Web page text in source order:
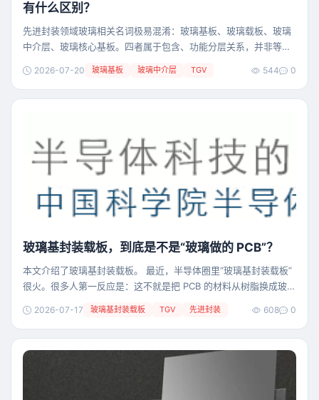
有什么区别？
先进封装领域玻璃相关名词极易混淆：玻璃基板、玻璃载板、玻璃
中介层、玻璃核心基板。四者属于包含、功能分层关系，并非等同
重点，厘清行业常见混用误区。 最近讲先进封装，经常会看到几个
2026-07-20 玻璃基板 玻璃中介层 TGV 544 0
玻璃基封装载板，到底是不是“玻璃做的 PCB”？
本文介绍了玻璃基封装载板。 最近，半导体圈里“玻璃基封装载板”
很火。很多人第一反应是：这不就是把 PCB 的材料从树脂换成玻璃
很容易误导。 更准确地说：玻璃基封装载板不是普通 PCB 的玻璃
信号，但服务对象、加工精度、结构层级和产业门槛完全不同。
2026-07-17 玻璃基封装载板 TGV 先进封装 608 0